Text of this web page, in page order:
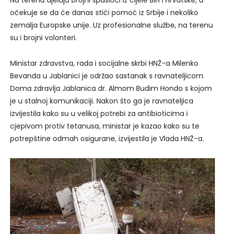
očekuje se da će danas stići pomoć iz Srbije i nekoliko
zemalja Europske unije. Uz profesionalne službe, na terenu
su i brojni volonteri.
Ministar zdravstva, rada i socijalne skrbi HNŽ-a Milenko
Bevanda u Jablanici je održao sastanak s ravnateljicom
Doma zdravlja Jablanica dr. Almom Budim Hondo s kojom
je u stalnoj komunikaciji. Nakon što ga je ravnateljica
izvijestila kako su u velikoj potrebi za antibioticima i
cjepivom protiv tetanusa, ministar je kazao kako su te
potrepštine odmah osigurane, izvijestila je Vlada HNŽ-a.